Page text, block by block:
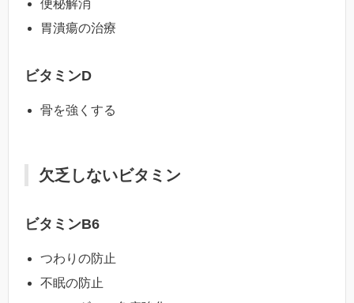
便秘解消
胃潰瘍の治療
ビタミンD
骨を強くする
欠乏しないビタミン
ビタミンB6
つわりの防止
不眠の防止